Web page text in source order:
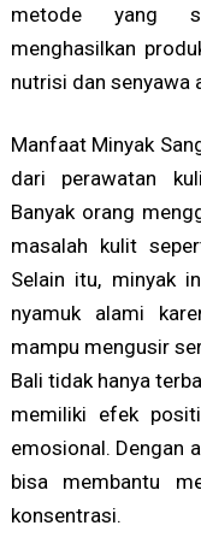
metode yang
menghasilkan
nutrisi dan senyawa
Manfaat Minyak
dari perawatan
Banyak orang
masalah kulit
Selain itu, minyak
nyamuk alami
mampu mengusir
Bali tidak hanya
memiliki efek
emosional. Dengan
bisa membantu
konsentrasi.